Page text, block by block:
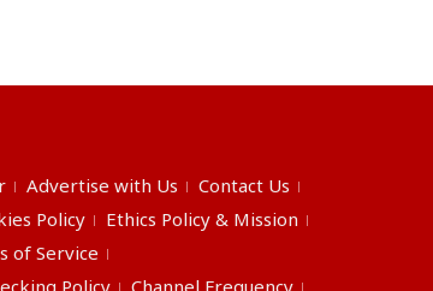
Advertise with Us
Contact Us
Policy
Ethics Policy & Mission
of Service